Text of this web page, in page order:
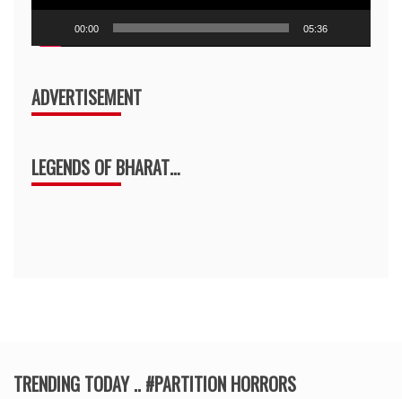
00:00 05:36
ADVERTISEMENT
LEGENDS OF BHARAT…
TRENDING TODAY .. #PARTITION HORRORS